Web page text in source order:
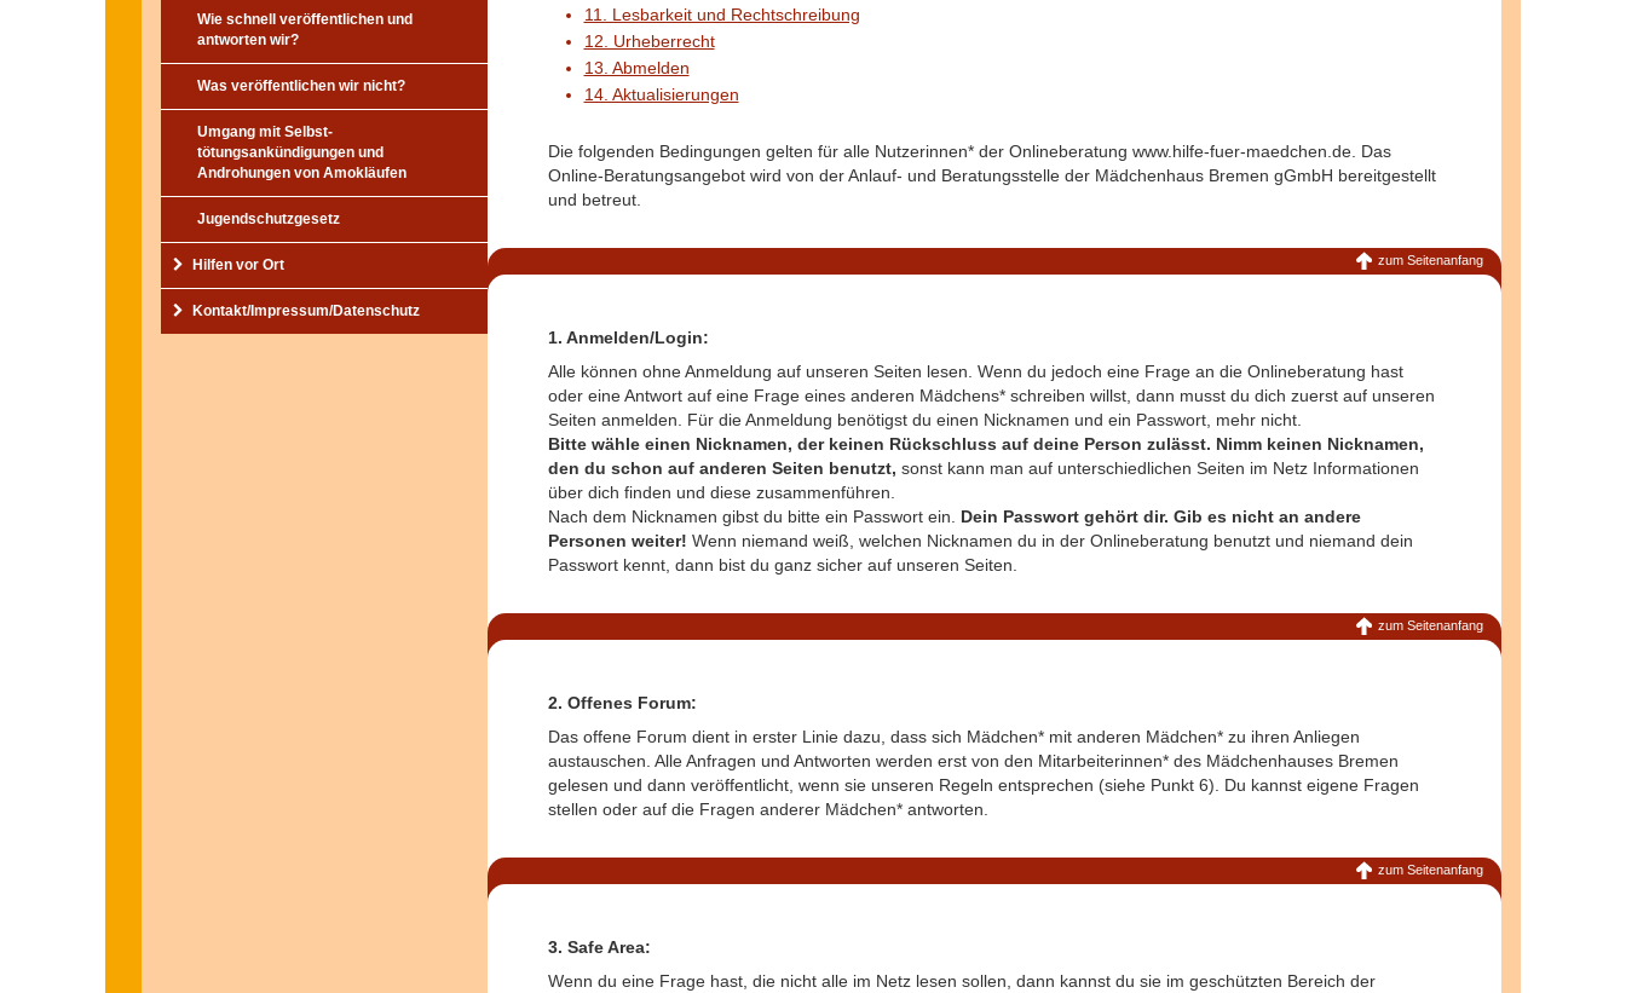
Wie schnell veröffentlichen und
antworten wir?
Was veröffentlichen wir nicht?
Umgang mit Selbst-
tötungsankündigungen und
Androhungen von Amokläufen
Jugendschutzgesetz
Hilfen vor Ort
Kontakt/Impressum/Datenschutz
11. Lesbarkeit und Rechtschreibung
12. Urheberrecht
13. Abmelden
14. Aktualisierungen
Die folgenden Bedingungen gelten für alle Nutzerinnen* der Onlineberatung www.hilfe-fuer-maedchen.de. Das
Online-Beratungsangebot wird von der Anlauf- und Beratungsstelle der Mädchenhaus Bremen gGmbH bereitgestellt
und betreut.
zum Seitenanfang
1. Anmelden/Login:
Alle können ohne Anmeldung auf unseren Seiten lesen. Wenn du jedoch eine Frage an die Onlineberatung hast
oder eine Antwort auf eine Frage eines anderen Mädchens* schreiben willst, dann musst du dich zuerst auf unseren
Seiten anmelden. Für die Anmeldung benötigst du einen Nicknamen und ein Passwort, mehr nicht.
Bitte wähle einen Nicknamen, der keinen Rückschluss auf deine Person zulässt. Nimm keinen Nicknamen,
den du schon auf anderen Seiten benutzt, sonst kann man auf unterschiedlichen Seiten im Netz Informationen
über dich finden und diese zusammenführen.
Nach dem Nicknamen gibst du bitte ein Passwort ein. Dein Passwort gehört dir. Gib es nicht an andere
Personen weiter! Wenn niemand weiß, welchen Nicknamen du in der Onlineberatung benutzt und niemand dein
Passwort kennt, dann bist du ganz sicher auf unseren Seiten.
zum Seitenanfang
2. Offenes Forum:
Das offene Forum dient in erster Linie dazu, dass sich Mädchen* mit anderen Mädchen* zu ihren Anliegen
austauschen. Alle Anfragen und Antworten werden erst von den Mitarbeiterinnen* des Mädchenhauses Bremen
gelesen und dann veröffentlicht, wenn sie unseren Regeln entsprechen (siehe Punkt 6). Du kannst eigene Fragen
stellen oder auf die Fragen anderer Mädchen* antworten.
zum Seitenanfang
3. Safe Area:
Wenn du eine Frage hast, die nicht alle im Netz lesen sollen, dann kannst du sie im geschützten Bereich der